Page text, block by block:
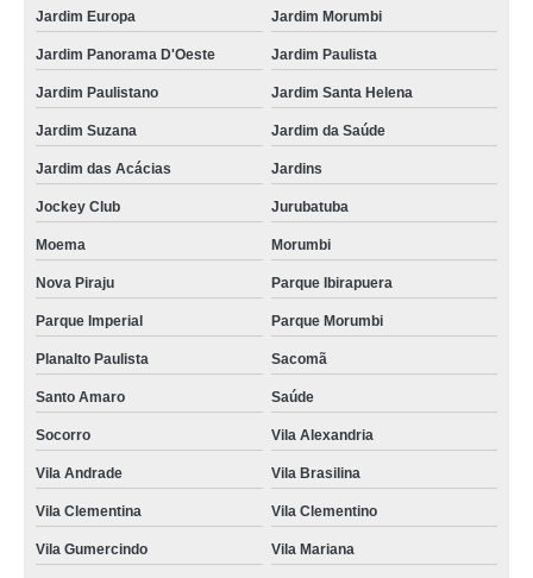
Jardim Europa Jardim Morumbi
Jardim Panorama D'Oeste Jardim Paulista
Jardim Paulistano Jardim Santa Helena
Jardim Suzana Jardim da Saúde
Jardim das Acácias Jardins
Jockey Club Jurubatuba
Moema Morumbi
Nova Piraju Parque Ibirapuera
Parque Imperial Parque Morumbi
Planalto Paulista Sacomã
Santo Amaro Saúde
Socorro Vila Alexandria
Vila Andrade Vila Brasilina
Vila Clementina Vila Clementino
Vila Gumercindo Vila Mariana